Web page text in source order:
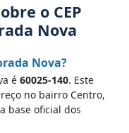
o CEP
Nova
Nova?
é 60025-140. Este
no bairro Centro,
base oficial dos